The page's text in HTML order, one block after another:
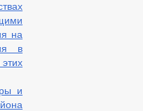
на
в
и